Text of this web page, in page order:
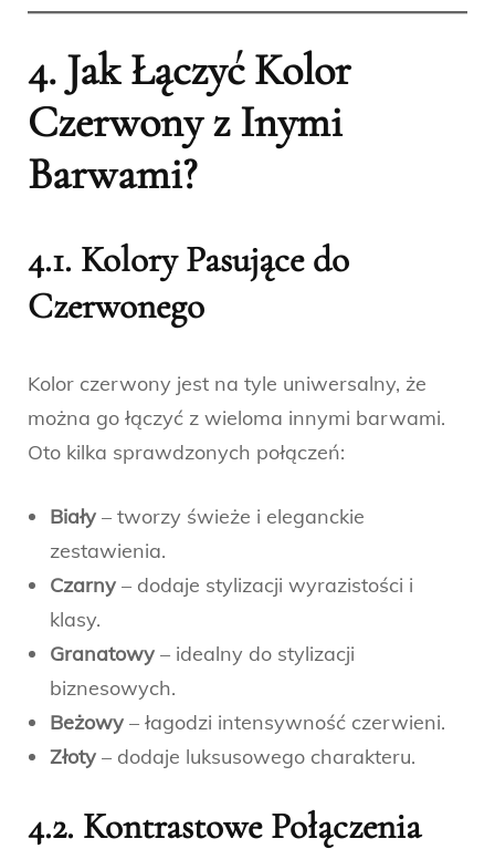
4. Jak Łączyć Kolor
Czerwony z Inymi
Barwami?
4.1. Kolory Pasujące do
Czerwonego
Kolor czerwony jest na tyle uniwersalny, że
można go łączyć z wieloma innymi barwami.
Oto kilka sprawdzonych połączeń:
Biały – tworzy świeże i eleganckie
zestawienia.
Czarny – dodaje stylizacji wyrazistości i
klasy.
Granatowy – idealny do stylizacji
biznesowych.
Beżowy – łagodzi intensywność czerwieni.
Złoty – dodaje luksusowego charakteru.
4.2. Kontrastowe Połączenia